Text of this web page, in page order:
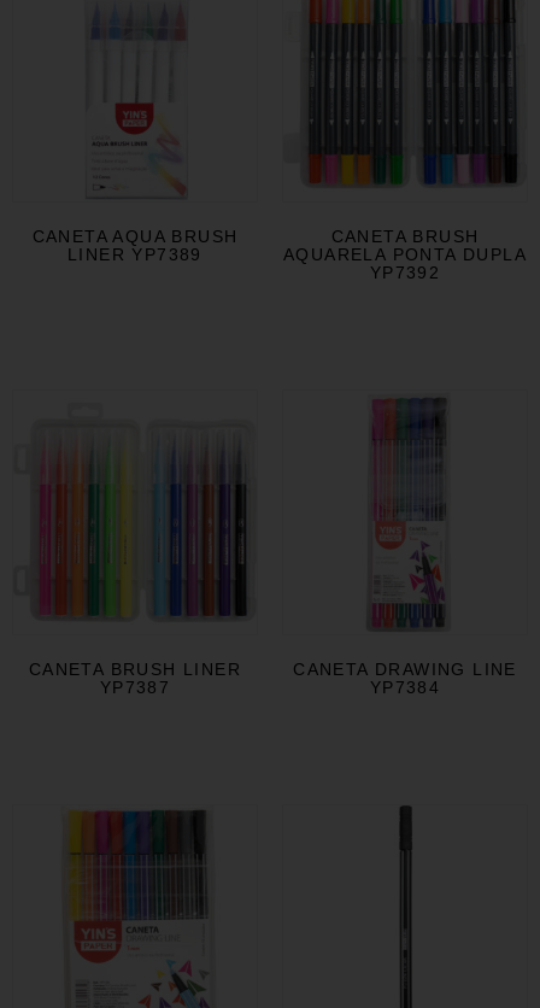
CANETA AQUA BRUSH
LINER YP7389
CANETA BRUSH
AQUARELA PONTA DUPLA
YP7392
CANETA BRUSH LINER
YP7387
CANETA DRAWING LINE
YP7384